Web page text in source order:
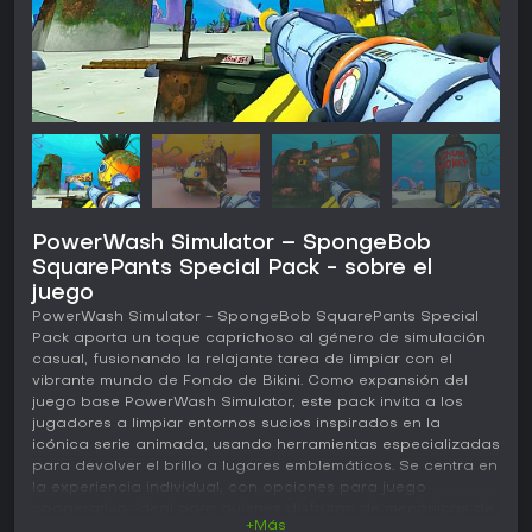
PowerWash Simulator – SpongeBob
SquarePants Special Pack - sobre el
juego
PowerWash Simulator - SpongeBob SquarePants Special
Pack aporta un toque caprichoso al género de simulación
casual, fusionando la relajante tarea de limpiar con el
vibrante mundo de Fondo de Bikini. Como expansión del
juego base PowerWash Simulator, este pack invita a los
jugadores a limpiar entornos sucios inspirados en la
icónica serie animada, usando herramientas especializadas
para devolver el brillo a lugares emblemáticos. Se centra en
la experiencia individual, con opciones para juego
+Más